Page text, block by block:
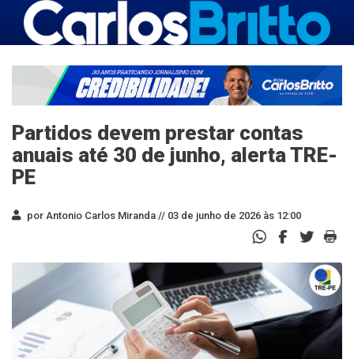
Partidos devem prestar contas
anuais até 30 de junho, alerta TRE-
PE
por Antonio Carlos Miranda // 03 de junho de 2026 às 12:00